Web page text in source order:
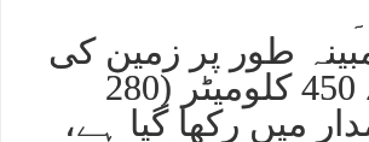
کو مبینہ طور پر زمین کی
سطح سے 450 کلومیٹر (280
میں رکھا گیا ہے،